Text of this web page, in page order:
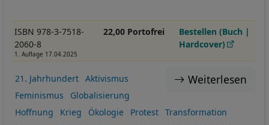
ISBN 978-3-7518-
2060-8
1. Auflage 17.04.2025
22,00 Portofrei
Bestellen (Buch |
Hardcover)
Weiterlesen
21. Jahrhundert
Aktivismus
Feminismus
Globalisierung
Hoffnung
Krieg Ökologie Protest
Transformation